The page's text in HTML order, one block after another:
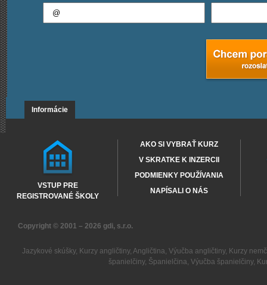
Informácie
VSTUP PRE
REGISTROVANÉ ŠKOLY
AKO SI VYBRAŤ KURZ
V SKRATKE K INZERCII
PODMIENKY POUŽÍVANIA
NAPÍSALI O NÁS
Copyright © 2001 – 2026 gdi, s.r.o.
Jazykové skúšky, Kurzy angličtiny, Angličtina, Výučba angličtiny, Kurzy
španielčiny, Španielčina, Výučba španielčiny,